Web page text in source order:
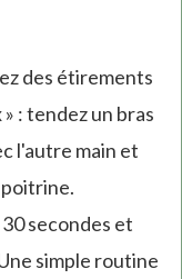
des étirements
: tendez un bras
l'autre main et
secondes et
simple routine